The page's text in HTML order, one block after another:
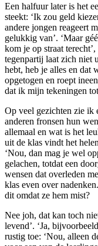
Een halfuur later is het
steekt: ‘Ik zou geld
andere jongen reageert
gelukkig van’. ‘Maar
kom je op straat
tegenpartij laat zich niet
hebt, heb je alles en dat
opgetogen en roept
dat ik mijn tekeningen
Op veel gezichten zie ik
anderen fronsen hun
allemaal en wat is het
uit de klas vindt het
‘Nou, dan mag je wel
gelachen, totdat een
wensen dat overleden
klas even over
dit omdat ze hem mist?
Nee joh, dat kan toch
levend’. ‘Ja,
rustig toe: ‘Nou, alleen